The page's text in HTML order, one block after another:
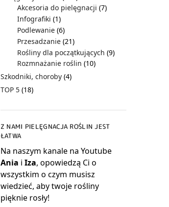
Akcesoria do pielęgnacji (7)
Infografiki (1)
Podlewanie(6)
Przesadzanie(21)
Rośliny dla początkujących (9)
Rozmnażanie roślin (10)
Szkodniki, choroby(4)
TOP 5(18)
Z NAMI PIELĘGNACJA ROŚLIN JEST
ŁATWA
Na naszym kanale na Youtube
Ania i Iza, opowiedzą Ci o
wszystkim o czym musisz
wiedzieć, aby twoje rośliny
pięknie rosły!